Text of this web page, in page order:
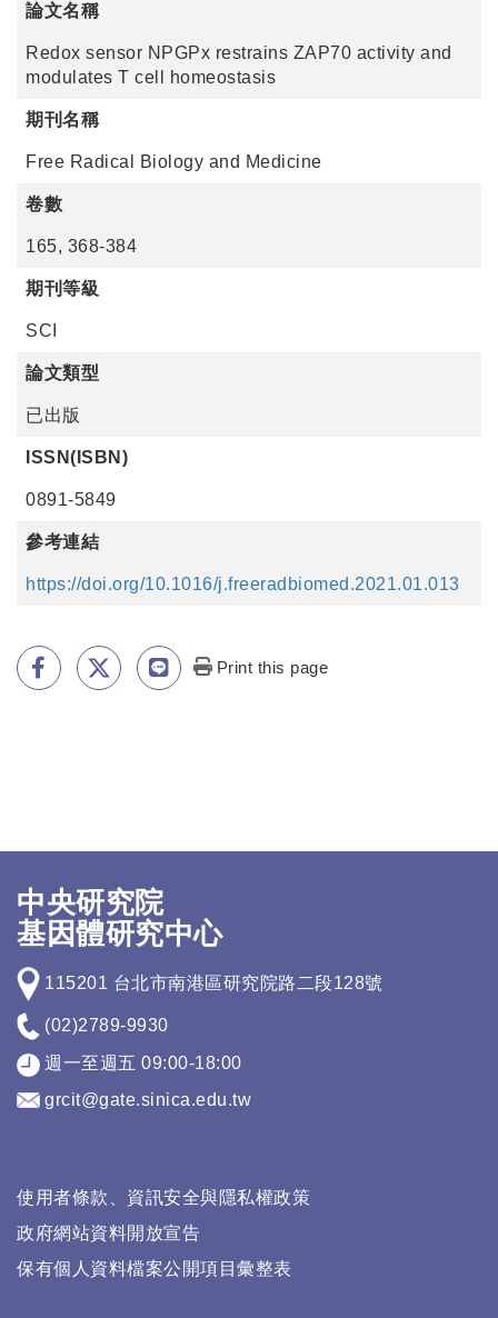
論文名稱
Redox sensor NPGPx restrains ZAP70 activity and
modulates T cell homeostasis
期刊名稱
Free Radical Biology and Medicine
卷數
165, 368-384
期刊等級
SCI
論文類型
已出版
ISSN(ISBN)
0891-5849
參考連結
https://doi.org/10.1016/j.freeradbiomed.2021.01.013
Print this page
中央研究院
基因體研究中心
115201 台北市南港區研究院路二段128號
(02)2789-9930
週一至週五 09:00-18:00
grcit@gate.sinica.edu.tw
使用者條款、資訊安全與隱私權政策
政府網站資料開放宣告
保有個人資料檔案公開項目彙整表